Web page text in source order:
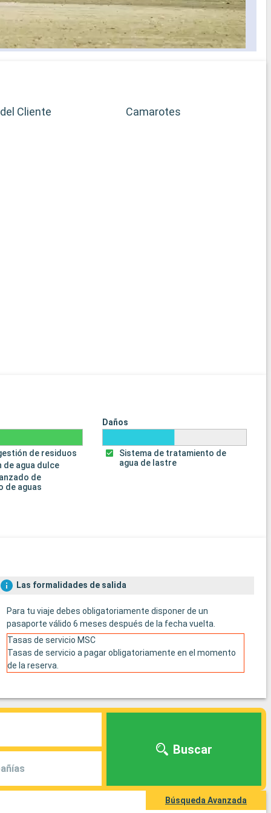
Cliente Camarotes
de residuos
de agua dulce
de
de aguas
Daños
Sistema de tratamiento de
agua de lastre
Las formalidades de salida
Para tu viaje debes obligatoriamente disponer de un
pasaporte válido 6 meses después de la fecha vuelta.
Tasas de servicio MSC
Tasas de servicio a pagar obligatoriamente en el momento
de la reserva.
Buscar
Búsqueda Avanzada